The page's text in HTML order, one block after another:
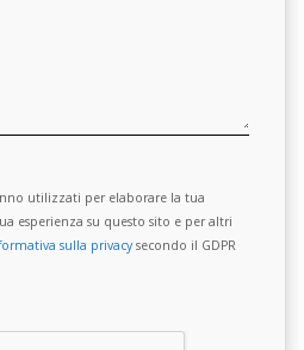
utilizzati per elaborare la tua
esperienza su questo sito e per altri
sulla privacy secondo il GDPR